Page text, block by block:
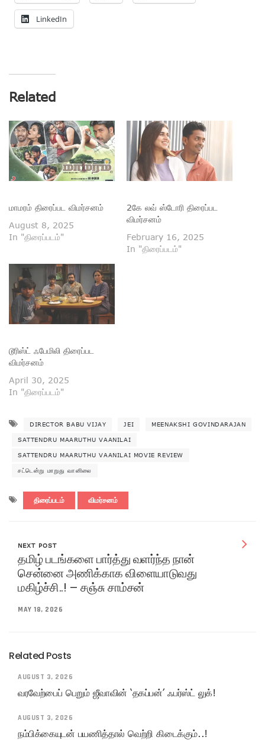
LinkedIn
Related
மாமரம் திரைப்பட விமர்சனம்
August 8, 2025
In "திரைப்படம்"
2கே லவ் ஸ்டோரி திரைப்பட
விமர்சனம்
February 16, 2025
In "திரைப்படம்"
டூரிஸ்ட் ஃபேமிலி திரைப்பட
விமர்சனம்
April 30, 2025
In "திரைப்படம்"
DIRECTOR BABU VIJAY JEI MEENAKSHI GOVINDARAJAN
SATTENDRU MAARUTHU VAANILAI
SATTENDRU MAARUTHU VAANILAI MOVIE REVIEW
சட்டென்று மாறுது வானிலை
திரைப்படம் விமர்சனம்
NEXT POST
தமிழ் படங்களை பார்த்து வளர்ந்த நான்
சென்னை அணிக்காக விளையாடுவது
மகிழ்ச்சி..! – சஞ்சு சாம்சன்
MAY 18, 2026
Related Posts
AUGUST 3, 2026
வரவேற்பைப் பெறும் ஜீவாவின் ‘தகப்பன்’ ஃபர்ஸ்ட் லுக்!
AUGUST 3, 2026
நம்பிக்கையுடன் பயணித்தால் வெற்றி கிடைக்கும்..!